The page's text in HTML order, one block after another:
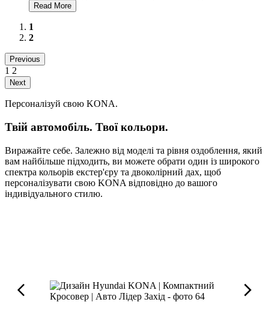
Read More
1
2
Previous
1 2
Next
Персоналізуй свою KONA.
Твій автомобіль. Твої кольори.
Виражайте себе. Залежно від моделі та рівня оздоблення, який
вам найбільше підходить, ви можете обрати один із широкого
спектра кольорів екстер'єру та двоколірний дах, щоб
персоналізувати свою KONA відповідно до вашого
індивідуального стилю.